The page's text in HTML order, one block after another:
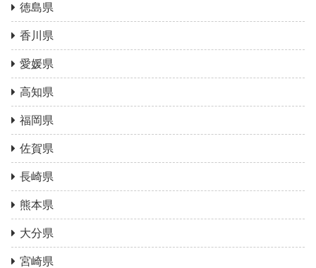
徳島県
香川県
愛媛県
高知県
福岡県
佐賀県
長崎県
熊本県
大分県
宮崎県